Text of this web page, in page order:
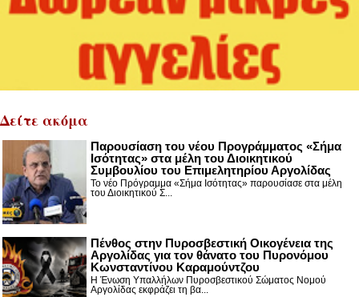
Δείτε ακόμα
Παρουσίαση του νέου Προγράμματος «Σήμα
Ισότητας» στα μέλη του Διοικητικού
Συμβουλίου του Επιμελητηρίου Αργολίδας
Το νέο Πρόγραμμα «Σήμα Ισότητας» παρουσίασε στα μέλη
του Διοικητικού Σ...
Πένθος στην Πυροσβεστική Οικογένεια της
Αργολίδας για τον θάνατο του Πυρονόμου
Κωνσταντίνου Καραμούντζου
Η Ένωση Υπαλλήλων Πυροσβεστικού Σώματος Νομού
Αργολίδας εκφράζει τη βα...